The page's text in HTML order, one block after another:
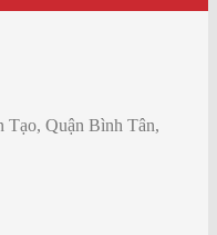
Tạo, Quận Bình Tân,